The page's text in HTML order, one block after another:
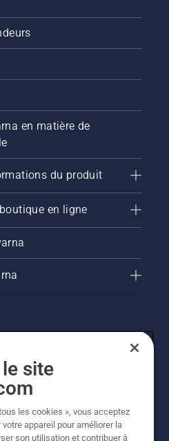
en matière de
du produit
en ligne
droits réservés. Les prix
vente conseillés. Tous les prix
site
les cookies », vous acceptez
appareil pour améliorer la
son utilisation et contribuer à